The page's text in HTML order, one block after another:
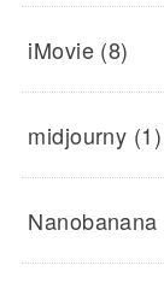
iMovie (8)
midjourny (1)
Nanobanana